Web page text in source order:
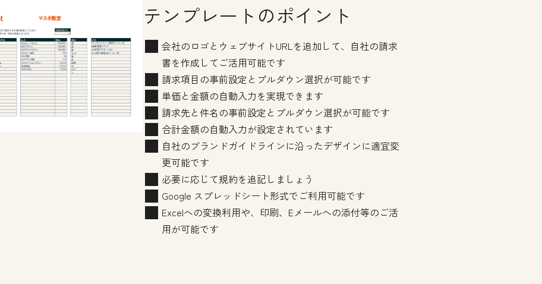
テンプレートのポイント
会社のロゴとウェブサイトURLを追加して、自社の請求
書を作成してご活用可能です
請求項目の事前設定とプルダウン選択が可能です
単価と金額の自動入力を実現できます
請求先と件名の事前設定とプルダウン選択が可能です
合計金額の自動入力が設定されています
自社のブランドガイドラインに沿ったデザインに適宜変
更可能です
必要に応じて規約を追記しましょう
Google スプレッドシート形式でご利用可能です
Excelへの変換利用や、印刷、Eメールへの添付等のご活
用が可能です